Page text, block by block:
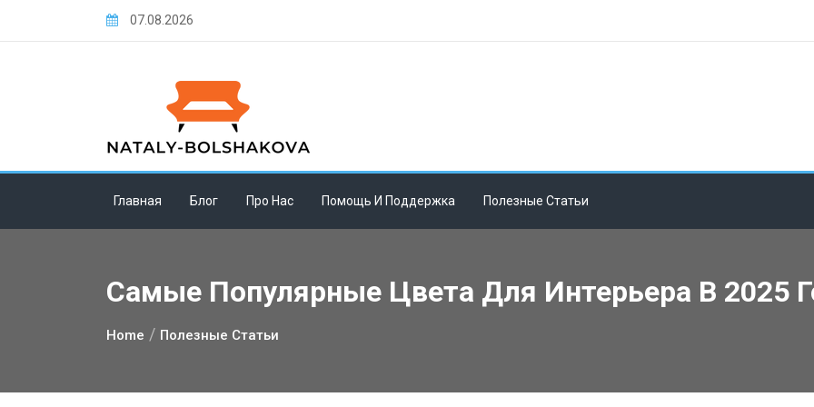
07.08.2026
Главная Блог Про Нас Помощь И Поддержка Полезные Статьи
Самые Популярные Цвета Для Интерьера В 2025
Home Полезные Статьи